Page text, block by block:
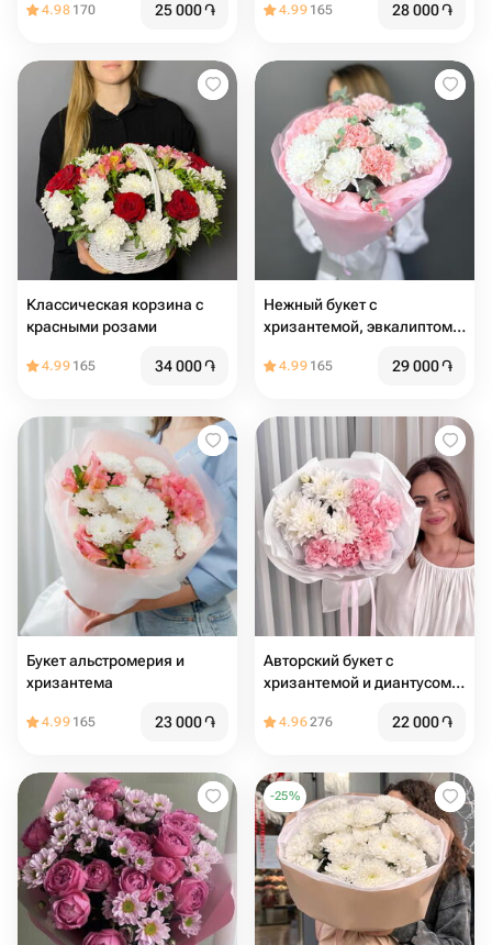
4.98 170 25 000֏ 4.99 165 28 000֏
Классическая корзина с
красными розами
4.99 165 34 000֏
Нежный букет с
хризантемой, эвкалиптом и
4.99 165 29 000֏
Букет альстромерия и
хризантема
4.99 165 23 000֏
Авторский букет с
хризантемой и диантусом
4.96276 22 000֏
-25%